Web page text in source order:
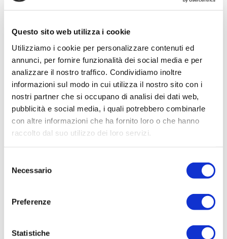
Questo sito web utilizza i cookie
Utilizziamo i cookie per personalizzare contenuti ed
annunci, per fornire funzionalità dei social media e per
analizzare il nostro traffico. Condividiamo inoltre
informazioni sul modo in cui utilizza il nostro sito con i
nostri partner che si occupano di analisi dei dati web,
pubblicità e social media, i quali potrebbero combinarle
con altre informazioni che ha fornito loro o che hanno
raccolto dal suo utilizzo dei loro servizi.
delNecessario
Preferenze
Statistiche
buon
Questo elemento è di fondamentale
modello da acquistare, ecco perché diventa
utile
saper leggere correttamente
l’etichetta Energy label, vediamo alcuni
consigli utili per orientarsi ed evitare inutili
sprechi di energia.
Come leggere l’etichetta energetica
obbligatoriamente possedere e fornisce
sull’elettrodomestico.
modello e il nome del costruttore